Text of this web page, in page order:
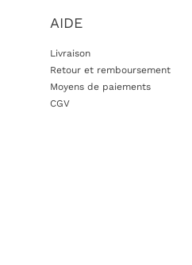
AIDE
Livraison
Retour et remboursement
Moyens de paiements
CGV